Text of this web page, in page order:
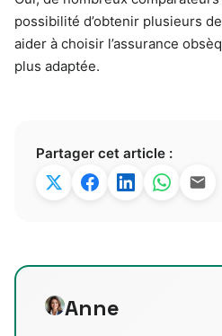
possibilité d’obtenir plusieurs
aider à choisir l’assurance
plus adaptée.
Partager cet article :
Anne